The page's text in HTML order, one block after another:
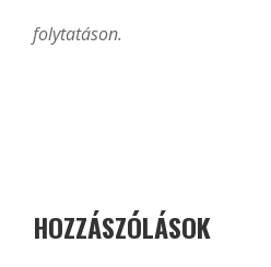
folytatáson.
HOZZÁSZÓLÁSOK